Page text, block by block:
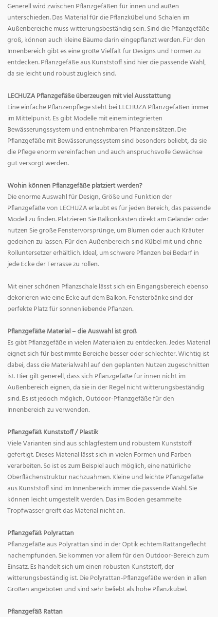
Generell wird zwischen Pflanzgefäßen für innen und außen
unterschieden. Das Material für die Pflanzkübel und Schalen im
Außenbereiche muss witterungsbeständig sein. Sind die Pflanzgefäße
groß, können auch kleine Bäume darin eingepflanzt werden. Für den
Innenbereich gibt es eine große Vielfalt für Designs und Formen zu
entdecken. Pflanzgefäße aus Kunststoff sind hier die passende Wahl,
da sie leicht und robust zugleich sind.
LECHUZA Pflanzgefäße überzeugen mit viel Ausstattung
Eine einfache Pflanzenpflege steht bei LECHUZA Pflanzgefäßen immer
im Mittelpunkt. Es gibt Modelle mit einem integrierten
Bewässerungssystem und entnehmbaren Pflanzeinsätzen. Die
Pflanzgefäße mit Bewässerungssystem sind besonders beliebt, da sie
die Pflege enorm vereinfachen und auch anspruchsvolle Gewächse
gut versorgt werden.
Wohin können Pflanzgefäße platziert werden?
Die enorme Auswahl für Design, Größe und Funktion der
Pflanzgefäße von LECHUZA erlaubt es für jeden Bereich, das passende
Modell zu finden. Platzieren Sie Balkonkästen direkt am Geländer oder
nutzen Sie große Fenstervorsprünge, um Blumen oder auch Kräuter
gedeihen zu lassen. Für den Außenbereich sind Kübel mit und ohne
Rolluntersetzer erhältlich. Ideal, um schwere Pflanzen bei Bedarf in
jede Ecke der Terrasse zu rollen.
Mit einer schönen Pflanzschale lässt sich ein Eingangsbereich ebenso
dekorieren wie eine Ecke auf dem Balkon. Fensterbänke sind der
perfekte Platz für sonnenliebende Pflanzen.
Pflanzgefäße Material – die Auswahl ist groß
Es gibt Pflanzgefäße in vielen Materialien zu entdecken. Jedes Material
eignet sich für bestimmte Bereiche besser oder schlechter. Wichtig ist
dabei, dass die Materialwahl auf den geplanten Nutzen zugeschnitten
ist. Hier gilt generell, dass sich Pflanzgefäße für innen nicht im
Außenbereich eignen, da sie in der Regel nicht witterungsbeständig
sind. Es ist jedoch möglich, Outdoor-Pflanzgefäße für den
Innenbereich zu verwenden.
Pflanzgefäß Kunststoff / Plastik
Viele Varianten sind aus schlagfestem und robustem Kunststoff
gefertigt. Dieses Material lässt sich in vielen Formen und Farben
verarbeiten. So ist es zum Beispiel auch möglich, eine natürliche
Oberflächenstruktur nachzuahmen. Kleine und leichte Pflanzgefäße
aus Kunststoff sind im Innenbereich immer die passende Wahl. Sie
können leicht umgestellt werden. Das im Boden gesammelte
Tropfwasser greift das Material nicht an.
Pflanzgefäß Polyrattan
Pflanzgefäße aus Polyrattan sind in der Optik echtem Rattangeflecht
nachempfunden. Sie kommen vor allem für den Outdoor-Bereich zum
Einsatz. Es handelt sich um einen robusten Kunststoff, der
witterungsbeständig ist. Die Polyrattan-Pflanzgefäße werden in allen
Größen angeboten und sind sehr beliebt als hohe Pflanzkübel.
Pflanzgefäß Rattan